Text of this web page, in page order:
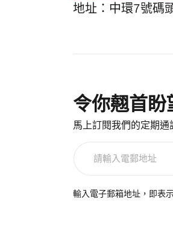
地址：中環7號碼
令你翹首盼
馬上訂閱我們的定期
電
輸入電子郵箱地址，即表